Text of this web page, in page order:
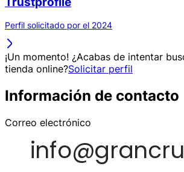
Perfil solicitado por el 2024
¡Un momento! ¿Acabas de intentar
tienda online?Solicitar perfil
Información de contacto
Correo electrónico